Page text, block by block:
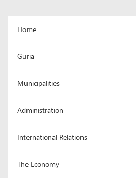
Home
Guria
Municipalities
Administration
International Relations
The Economy